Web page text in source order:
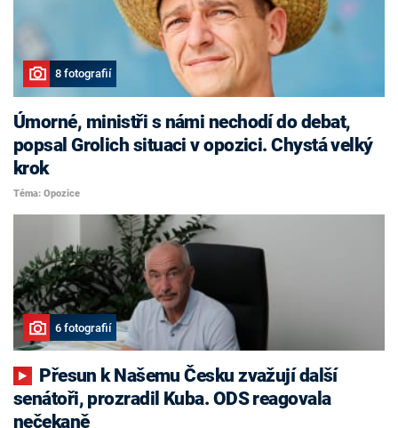
8 fotografií
Úmorné, ministři s námi nechodí do debat,
popsal Grolich situaci v opozici. Chystá velký
krok
Téma: Opozice
6 fotografií
senátoři, prozradil Kuba. ODS reagovala
nečekaně